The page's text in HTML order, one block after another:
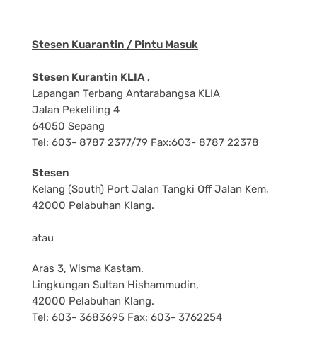
Stesen Kuarantin / Pintu Masuk
Stesen Kurantin KLIA ,
Lapangan Terbang Antarabangsa KLIA
Jalan Pekeliling 4
64050 Sepang
Tel: 603- 8787 2377/79 Fax:603- 8787 22378
Stesen
Kelang (South) Port Jalan Tangki Off Jalan Kem,
42000 Pelabuhan Klang.
atau
Aras 3, Wisma Kastam.
Lingkungan Sultan Hishammudin,
42000 Pelabuhan Klang.
Tel: 603- 3683695 Fax: 603- 3762254